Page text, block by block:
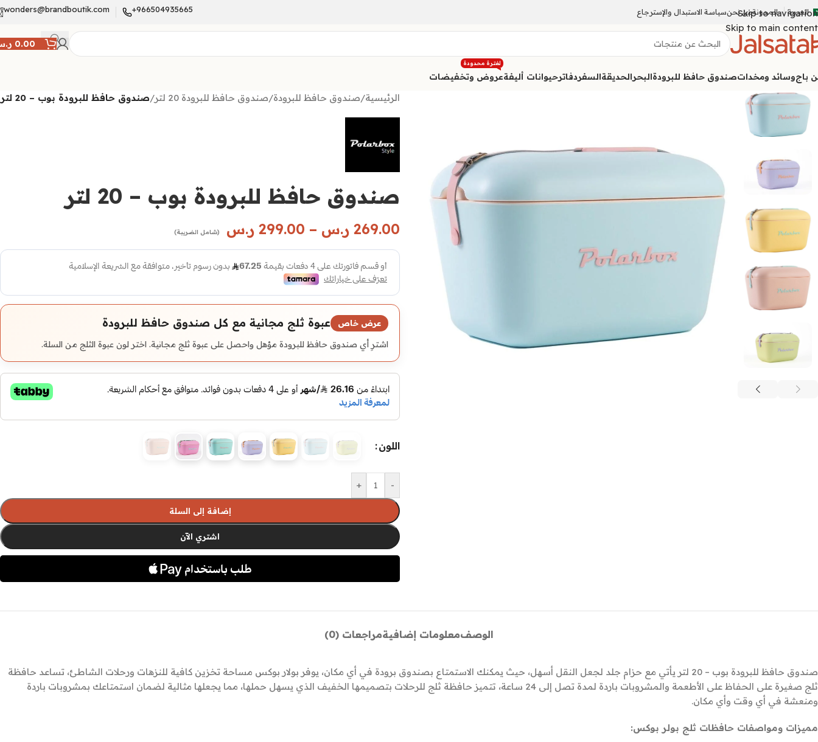
Skip to navigation
Skip to main content
العربية المدونةمن نحنسياسة الاستبدال والإسترجاع 966504935665+
wonders@brandboutik.com
0.00
باجوسائد ومخداتصندوق حافظ للبرودةالبحرالحديقةالسفردفاترحيوانات أليفةعروض وتخفيضات
لفترة محدودة
الرئيسية/صندوق حافظ للبرودة/صندوق حافظ للبرودة 20 لتر /صندوق حافظ للبرودة بوب – 20 لتر
صندوق حافظ للبرودة بوب – 20 لتر
269.00 ر.س –
299.00 ر.س (شامل الضريبة)
عرض خاص عبوة ثلج مجانية مع كل صندوق حافظ للبرودة
اشترِ أي صندوق حافظ للبرودة مؤهل واحصل على عبوة ثلج مجانية. اختر لون عبوة الثلج من السلة.
اللون
-
+
إضافة إلى السلة
اشتري الآن
الوصفمعلومات إضافيةمراجعات (0)
صندوق حافظ للبرودة بوب – 20 لتر يأتي مع حزام جلد لجعل النقل أسهل، حيث يمكنك الاستمتاع بصندوق برودة في أي مكان، يوفر بولار بوكس مساحة تخزين كافية للنزهات ورحلات الشاطئ، تساعد حافظة
ثلج صغيرة على الحفاظ على الأطعمة والمشروبات باردة لمدة تصل إلى 24 ساعة، تتميز حافظة ثلج للرحلات بتصميمها الخفيف الذي يسهل حملها، مما يجعلها مثالية لضمان استمتاعك بمشروبات باردة
ومنعشة في أي وقت وأي مكان.
مميزات ومواصفات حافظات ثلج بولر بوكس: